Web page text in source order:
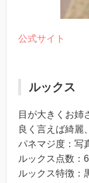
公式サイト
ルックス
目が大きくお姉
良く言えば綺麗
パネマジ度：写
ルックス点数：
ルックス特徴：